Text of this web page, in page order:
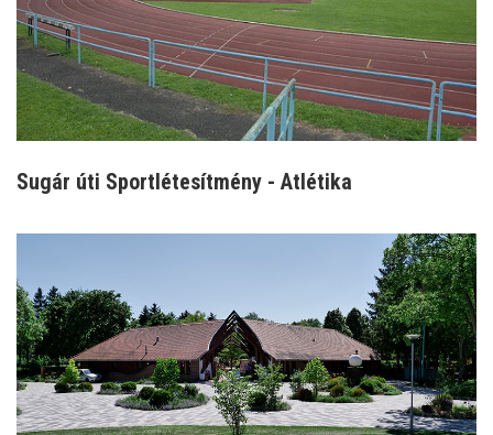
Sugár úti Sportlétesítmény - Atlétika